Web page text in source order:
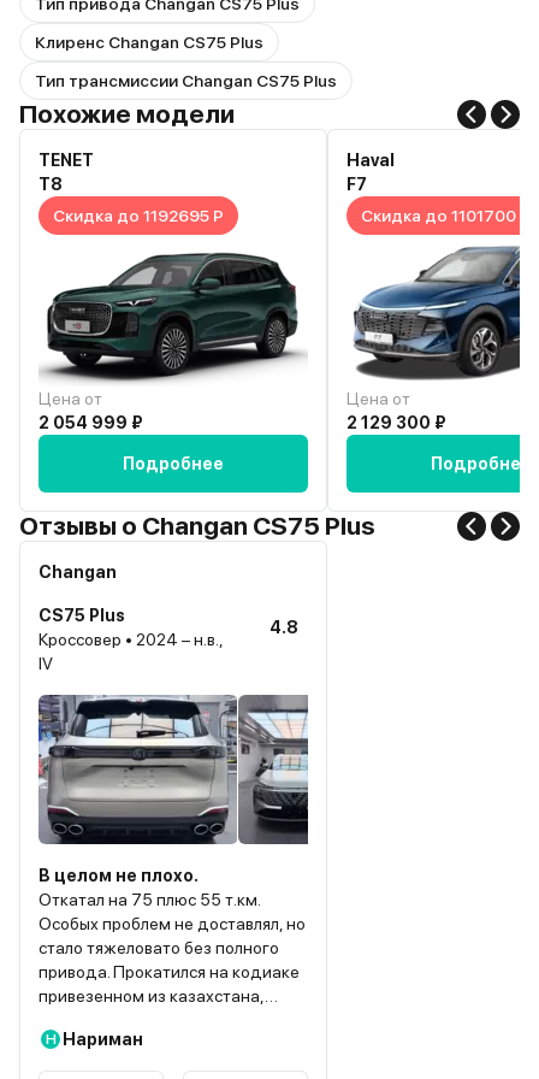
Клиренс Changan CS75 Plus
Тип трансмиссии Changan CS75 Plus
Похожие модели
TENET
T8
Скидка до 1192695 Р
Цена от
2 054 999 ₽
Подробнее
Haval
F7
Скидка до 1101700 Р
Цена от
2 129 300 ₽
Подробнее
Отзывы о Changan CS75 Plus
Changan
CS75 Plus
Кроссовер • 2024 – н.в.,
IV
4.8
В целом не плохо.
Откатал на 75 плюс 55 т.км.
Особых проблем не доставлял, но
стало тяжеловато без полного
привода. Прокатился на кодиаке
привезенном из казахстана,
деньгам, дальше монджаро и
атлас, которые в целом
Н Нариман